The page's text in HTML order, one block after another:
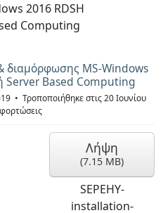
2016 RDSH
Computing
διαμόρφωσης MS-Windows
Server Based Computing
Τροποποιήθηκε στις 20 Ιουνίου
Λήψη
(7.15 MB)
SEPEHY-
installation-